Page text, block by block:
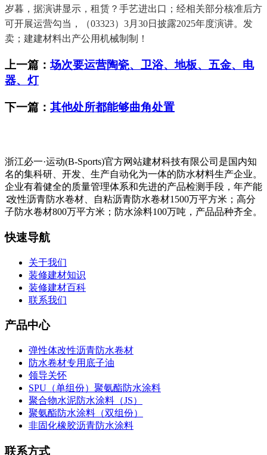
岁暮，据演讲显示，租赁？手艺进出口；经相关部分核准后方
可开展运营勾当，（03323）3月30日披露2025年度演讲。发
卖；建建材料出产公用机械制制！
上一篇：场次要运营陶瓷、卫浴、地板、五金、电
器、灯
下一篇： 其他处所都能够曲角处置
浙江必一·运动(B-Sports)官方网站建材科技有限公司是国内知
名的集科研、开发、生产自动化为一体的防水材料生产企业。
企业有着健全的质量管理体系和先进的产品检测手段，年产能
∶改性沥青防水卷材、自粘沥青防水卷材1500万平方米；高分
子防水卷材800万平方米；防水涂料100万吨，产品品种齐全。
快速导航
关于我们
装修建材知识
装修建材百科
联系我们
产品中心
弹性体改性沥青防水卷材
防水卷材专用底子油
领导关怀
SPU（单组份）聚氨酯防水涂料
聚合物水泥防水涂料（JS）
聚氨酯防水涂料（双组份）
非固化橡胶沥青防水涂料
联系方式